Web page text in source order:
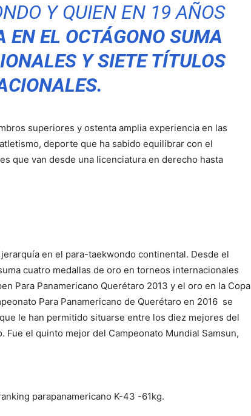
Y QUIEN EN 19 AÑOS
EN EL OCTÁGONO SUMA
Y SIETE TÍTULOS
superiores y ostenta amplia experiencia en las
deporte que ha sabido equilibrar con el
que van desde una licenciatura en derecho hasta
en el para-taekwondo continental. Desde el
cuatro medallas de oro en torneos internacionales
Para Panamericano Querétaro 2013 y el oro en la Copa
Para Panamericano de Querétaro en 2016 se
le han permitido situarse entre los diez mejores del
Fue el quinto mejor del Campeonato Mundial Samsun,
parapanamericano K-43 -61kg.